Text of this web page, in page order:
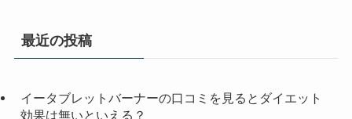
最近の投稿
イータブレットバーナーの口コミを見るとダイエット
効果は無いといえる？